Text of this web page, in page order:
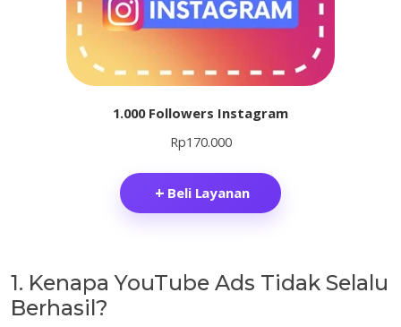
1.000 Followers Instagram
Rp170.000
Beli Layanan
1. Kenapa YouTube Ads Tidak Selalu
Berhasil?